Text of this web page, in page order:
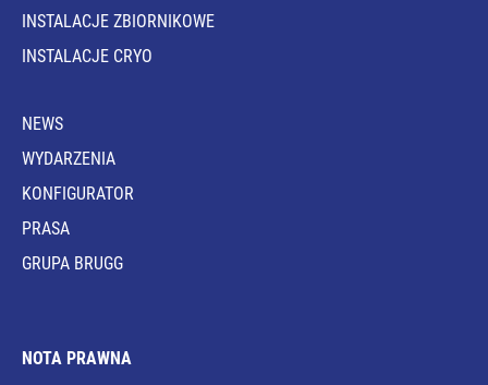
INSTALACJE ZBIORNIKOWE
INSTALACJE CRYO
NEWS
WYDARZENIA
KONFIGURATOR
PRASA
GRUPA BRUGG
NOTA PRAWNA